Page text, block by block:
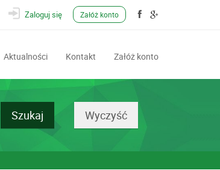
Zaloguj się Załóż konto
Aktualności Kontakt Załóż konto